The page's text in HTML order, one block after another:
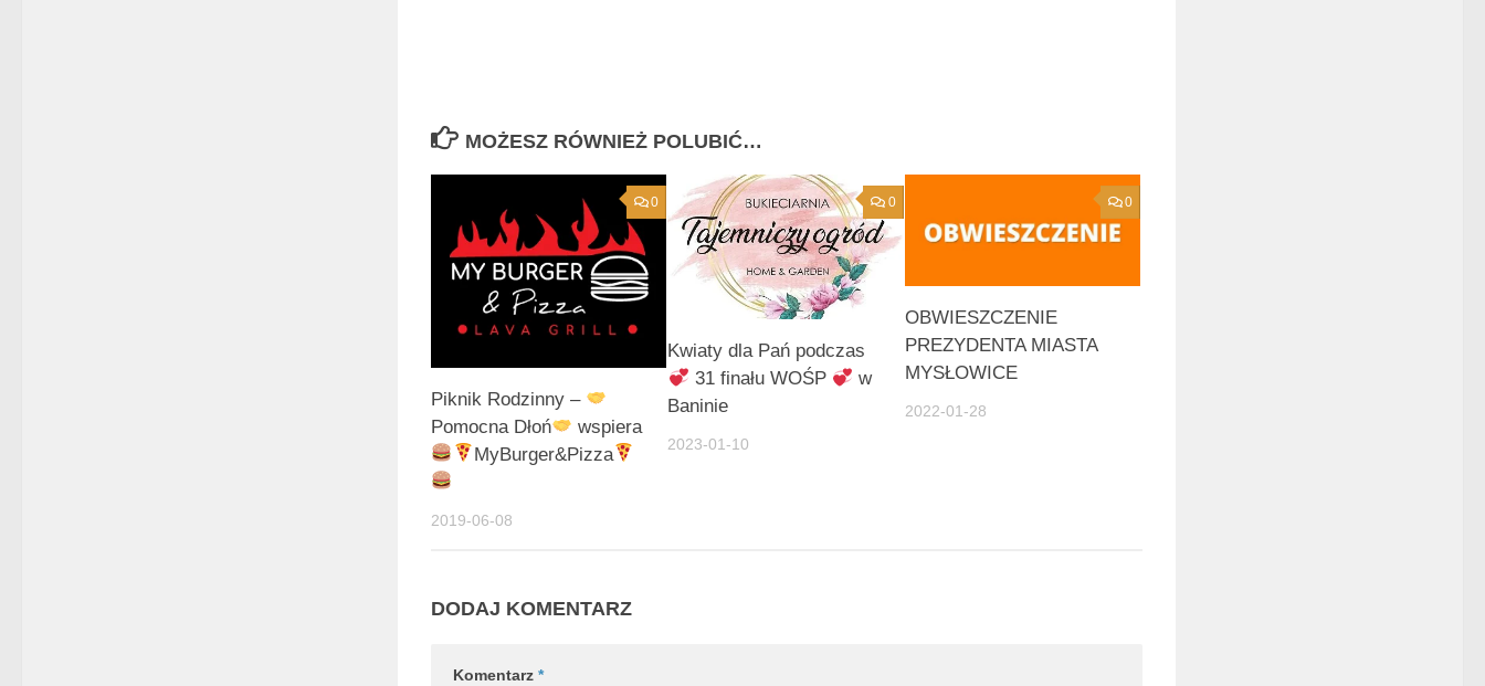
MOŻESZ RÓWNIEŻ POLUBIĆ…
0
Piknik Rodzinny –
Pomocna Dłoń
wspiera
MyBurger&Pizza
2019-06-08
0
Kwiaty dla Pań podczas
31 finału WOŚP
w
Baninie
2023-01-10
0
OBWIESZCZENIE
PREZYDENTA MIASTA
MYSŁOWICE
2022-01-28
DODAJ KOMENTARZ
Komentarz *